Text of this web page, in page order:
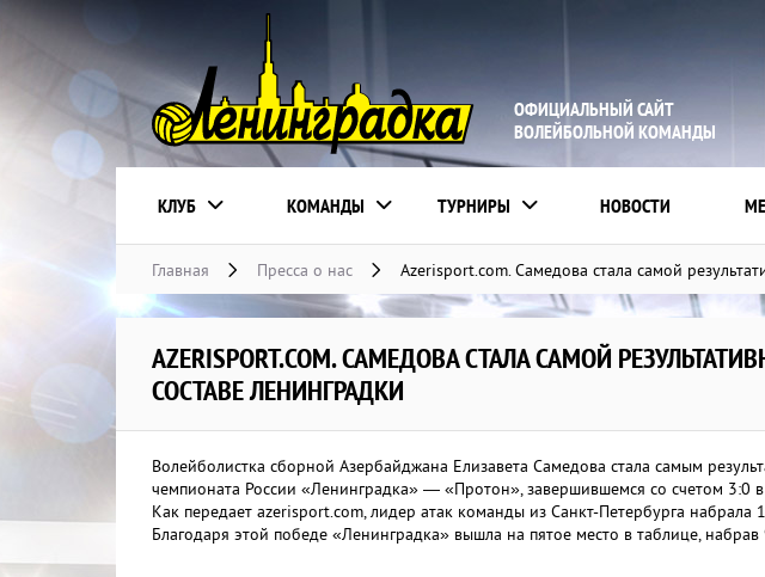
ОФИЦИАЛЬНЫЙ САЙТ
ВОЛЕЙБОЛЬНОЙ КОМАНДЫ
КЛУБ КОМАНДЫ ТУРНИРЫ НОВОСТИ
Главная Пресса о нас Azerisport.com. Самедова стала самой
AZERISPORT.COM. САМЕДОВА СТАЛА САМОЙ
СОСТАВЕ ЛЕНИНГРАДКИ
Волейболистка сборной Азербайджана Елизавета Самедова стала самым
чемпионата России «Ленинградка» — «Протон», завершившемся со счетом 3:0
Как передает azerisport.com, лидер атак команды из Санкт-Петербурга набрала
Благодаря этой победе «Ленинградка» вышла на пятое место в таблице, набрав